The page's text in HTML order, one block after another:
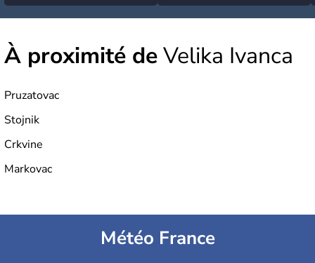
À proximité deVelika Ivanca
Pruzatovac
Stojnik
Crkvine
Markovac
Météo France